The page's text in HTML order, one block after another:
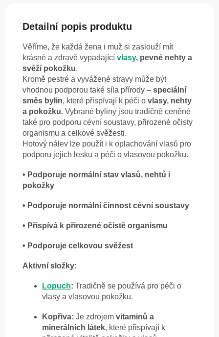
Detailní popis produktu
Věříme, že každá žena i muž si zaslouží mít
krásné a zdravě vypadající vlasy, pevné nehty a
svěží pokožku.
Kromě pestré a vyvážené stravy může být
vhodnou podporou také síla přírody – speciální
směs bylin, které přispívají k péči o vlasy, nehty
a pokožku. Vybrané byliny jsou tradičně ceněné
také pro podporu cévní soustavy, přirozené očisty
organismu a celkové svěžesti.
Hotový nálev lze použít i k oplachování vlasů pro
podporu jejich lesku a péči o vlasovou pokožku.
• Podporuje normální stav vlasů, nehtů i
pokožky
• Podporuje normální činnost cévní soustavy
• Přispívá k přirozené očistě organismu
• Podporuje celkovou svěžest
Aktivní složky:
Lopuch: Tradičně se používá pro péči o
vlasy a vlasovou pokožku.
Kopřiva: Je zdrojem vitaminů a
minerálních látek, které přispívají k